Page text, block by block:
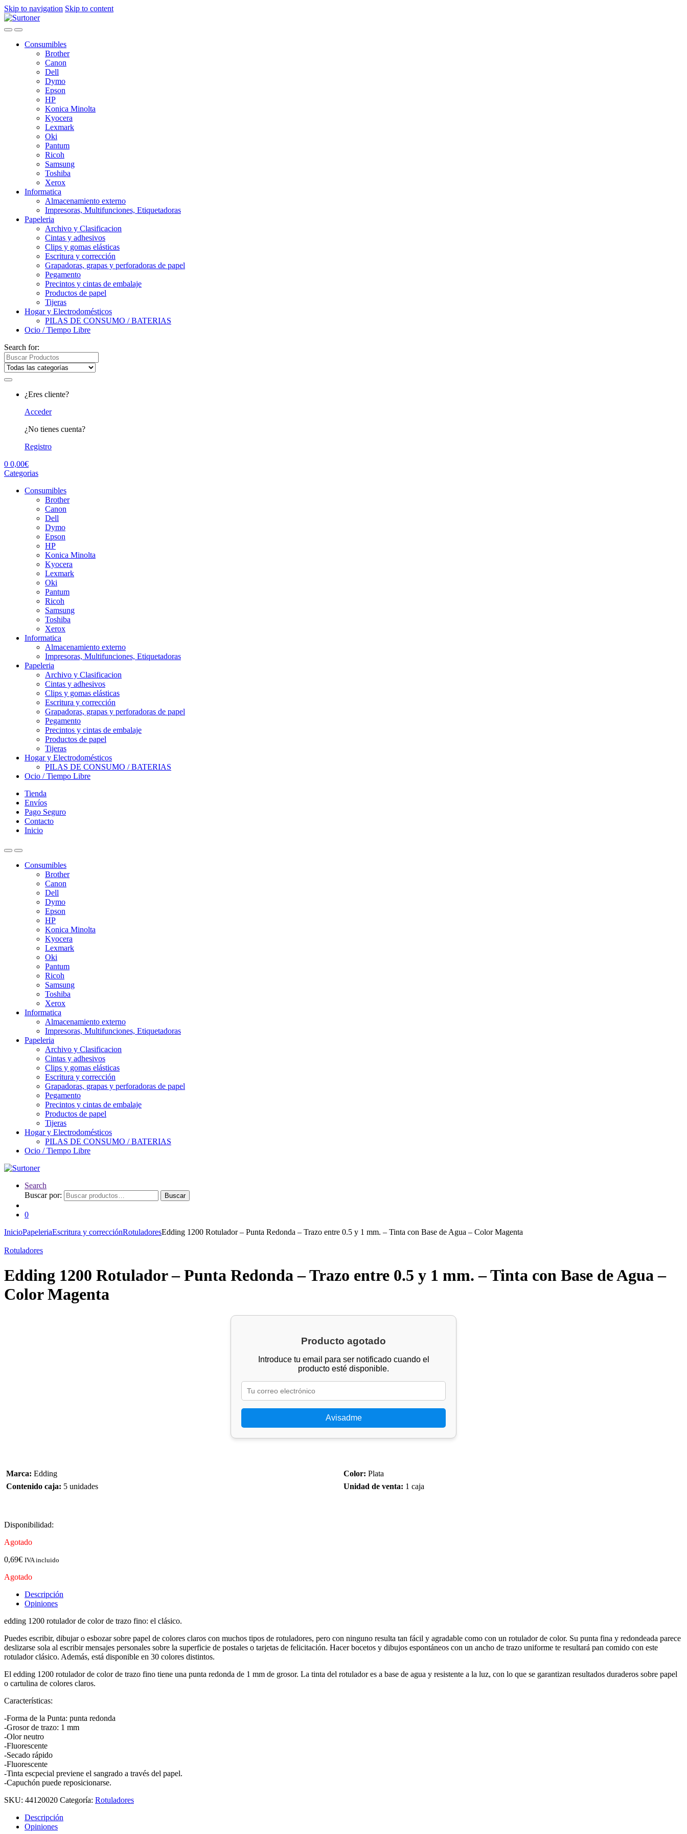
Skip to navigation Skip to content
Consumibles
Brother
Canon
Dell
Dymo
Epson
HP
Konica Minolta
Kyocera
Lexmark
Oki
Pantum
Ricoh
Samsung
Toshiba
Xerox
Informatica
Almacenamiento externo
Impresoras, Multifunciones, Etiquetadoras
Papeleria
Archivo y Clasificacion
Cintas y adhesivos
Clips y gomas elásticas
Escritura y corrección
Grapadoras, grapas y perforadoras de papel
Pegamento
Precintos y cintas de embalaje
Productos de papel
Tijeras
Hogar y Electrodomésticos
PILAS DE CONSUMO / BATERIAS
Ocio / Tiempo Libre
Search for:
¿Eres cliente?
Acceder
¿No tienes cuenta?
Registro
0 0,00€
Categorias
Consumibles
Brother
Canon
Dell
Dymo
Epson
HP
Konica Minolta
Kyocera
Lexmark
Oki
Pantum
Ricoh
Samsung
Toshiba
Xerox
Informatica
Almacenamiento externo
Impresoras, Multifunciones, Etiquetadoras
Papeleria
Archivo y Clasificacion
Cintas y adhesivos
Clips y gomas elásticas
Escritura y corrección
Grapadoras, grapas y perforadoras de papel
Pegamento
Precintos y cintas de embalaje
Productos de papel
Tijeras
Hogar y Electrodomésticos
PILAS DE CONSUMO / BATERIAS
Ocio / Tiempo Libre
Tienda
Envíos
Pago Seguro
Contacto
Inicio
Consumibles
Brother
Canon
Dell
Dymo
Epson
HP
Konica Minolta
Kyocera
Lexmark
Oki
Pantum
Ricoh
Samsung
Toshiba
Xerox
Informatica
Almacenamiento externo
Impresoras, Multifunciones, Etiquetadoras
Papeleria
Archivo y Clasificacion
Cintas y adhesivos
Clips y gomas elásticas
Escritura y corrección
Grapadoras, grapas y perforadoras de papel
Pegamento
Precintos y cintas de embalaje
Productos de papel
Tijeras
Hogar y Electrodomésticos
PILAS DE CONSUMO / BATERIAS
Ocio / Tiempo Libre
Search
Buscar por:
Buscar
0
InicioPapeleriaEscritura y correcciónRotuladoresEdding 1200 Rotulador – Punta Redonda – Trazo entre 0.5 y 1 mm. – Tinta con Base de Agua – Color Magenta
Rotuladores
Edding 1200 Rotulador – Punta Redonda – Trazo entre 0.5 y 1 mm. – Tinta con Base de Agua –
Color Magenta
Producto agotado
Introduce tu email para ser notificado cuando el
producto esté disponible.
Avisadme
Marca: Edding Color: Plata
Contenido caja: 5 unidades Unidad de venta: 1 caja
Disponibilidad:
Agotado
0,69€ IVA incluido
Agotado
Descripción
Opiniones
edding 1200 rotulador de color de trazo fino: el clásico.
Puedes escribir, dibujar o esbozar sobre papel de colores claros con muchos tipos de rotuladores, pero con ninguno resulta tan fácil y agradable como con un rotulador de color. Su punta fina y redondeada parece
deslizarse sola al escribir mensajes personales sobre la superficie de postales o tarjetas de felicitación. Hacer bocetos y dibujos espontáneos con un ancho de trazo uniforme te resultará pan comido con este
rotulador clásico. Además, está disponible en 30 colores distintos.
El edding 1200 rotulador de color de trazo fino tiene una punta redonda de 1 mm de grosor. La tinta del rotulador es a base de agua y resistente a la luz, con lo que se garantizan resultados duraderos sobre papel
o cartulina de colores claros.
Características:
-Forma de la Punta: punta redonda
-Grosor de trazo: 1 mm
-Olor neutro
-Fluorescente
-Secado rápido
-Fluorescente
-Tinta escpecial previene el sangrado a través del papel.
-Capuchón puede reposicionarse.
SKU: 44120020 Categoría: Rotuladores
Descripción
Opiniones